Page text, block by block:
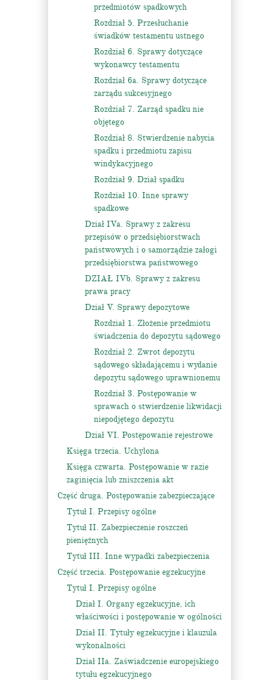
przedmiotów spadkowych
Rozdział 5. Przesłuchanie
świadków testamentu ustnego
Rozdział 6. Sprawy dotyczące
wykonawcy testamentu
Rozdział 6a. Sprawy dotyczące
zarządu sukcesyjnego
Rozdział 7. Zarząd spadku nie
objętego
Rozdział 8. Stwierdzenie nabycia
spadku i przedmiotu zapisu
windykacyjnego
Rozdział 9. Dział spadku
Rozdział 10. Inne sprawy
spadkowe
Dział IVa. Sprawy z zakresu
przepisów o przedsiębiorstwach
państwowych i o samorządzie załogi
przedsiębiorstwa państwowego
DZIAŁ IVb. Sprawy z zakresu
prawa pracy
Dział V. Sprawy depozytowe
Rozdział 1. Złożenie przedmiotu
świadczenia do depozytu sądowego
Rozdział 2. Zwrot depozytu
sądowego składającemu i wydanie
depozytu sądowego uprawnionemu
Rozdział 3. Postępowanie w
sprawach o stwierdzenie likwidacji
niepodjętego depozytu
Dział VI. Postępowanie rejestrowe
Księga trzecia. Uchylona
Księga czwarta. Postępowanie w razie
zaginięcia lub zniszczenia akt
Część druga. Postępowanie zabezpieczające
Tytuł I. Przepisy ogólne
Tytuł II. Zabezpieczenie roszczeń
pieniężnych
Tytuł III. Inne wypadki zabezpieczenia
Część trzecia. Postępowanie egzekucyjne
Tytuł I. Przepisy ogólne
Dział I. Organy egzekucyjne, ich
właściwości i postępowanie w ogólności
Dział II. Tytuły egzekucyjne i klauzula
wykonalności
Dział IIa. Zaświadczenie europejskiego
tytułu egzekucyjnego